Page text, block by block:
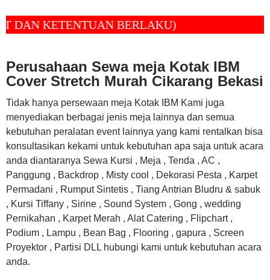
BERLAKU)
Perusahaan Sewa meja Kotak IBM
Cover Stretch Murah Cikarang Bekasi
Tidak hanya persewaan meja Kotak IBM Kami juga
menyediakan berbagai jenis meja lainnya dan semua
kebutuhan peralatan event lainnya yang kami rentalkan bisa
konsultasikan kekami untuk kebutuhan apa saja untuk acara
anda diantaranya Sewa Kursi , Meja , Tenda , AC ,
Panggung , Backdrop , Misty cool , Dekorasi Pesta , Karpet
Permadani , Rumput Sintetis , Tiang Antrian Bludru & sabuk
, Kursi Tiffany , Sirine , Sound System , Gong , wedding
Pernikahan , Karpet Merah , Alat Catering , Flipchart ,
Podium , Lampu , Bean Bag , Flooring , gapura , Screen
Proyektor , Partisi DLL hubungi kami untuk kebutuhan acara
anda.